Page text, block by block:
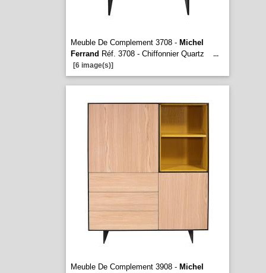
Meuble De Complement 3708 - Michel
Ferrand Réf. 3708 - Chiffonnier Quartz
...
[6 image(s)]
Meuble De Complement 3908 - Michel